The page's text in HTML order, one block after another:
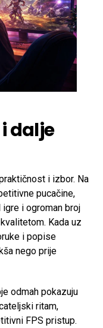
dalje
i izbor. Na
pucačine,
i ogroman broj
Kada uz
i popise
nego prije
odmah pokazuju
ritam,
FPS pristup.